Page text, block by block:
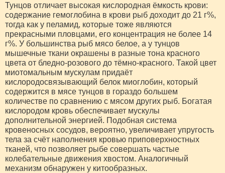
Тунцов отличает высокая кислородная ёмкость крови:
содержание гемоглобина в крови рыб доходит до 21 г%,
тогда как у пеламид, которые тоже являются
прекрасными пловцами, его концентрация не более 14
г%. У большинства рыб мясо белое, а у тунцов
мышечные ткани окрашены в разные тона красного
цвета от бледно-розового до тёмно-красного. Такой цвет
миотомальным мускулам придаёт
кислородосвязывающий белок миоглобин, который
содержится в мясе тунцов в гораздо большем
количестве по сравнению с мясом других рыб. Богатая
кислородом кровь обеспечивает мускулы
дополнительной энергией. Подобная система
кровеносных сосудов, вероятно, увеличивает упругость
тела за счёт наполнения кровью приповерхностных
тканей, что позволяет рыбе совершать частые
колебательные движения хвостом. Аналогичный
механизм обнаружен у китообразных.